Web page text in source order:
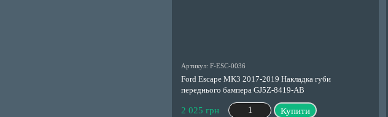
Артикул: F-ESC-0036
Ford Escape MK3 2017-2019 Накладка губи
переднього бампера GJ5Z-8419-AB
2 025 грн Купити